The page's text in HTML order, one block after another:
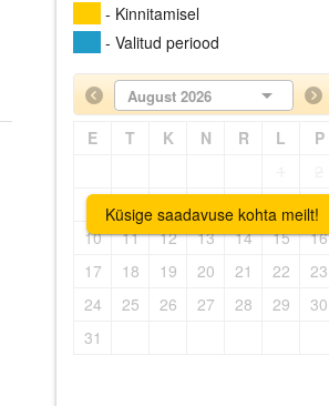
- Kinnitamisel
- Valitud periood
Küsige saadavuse kohta meilt!
August 2026
E T K N R L
P
3
7
9
10
11 12 13 14 15
16
17
18 19 20 21 22
23
24
25 26 27 28 29
30
31